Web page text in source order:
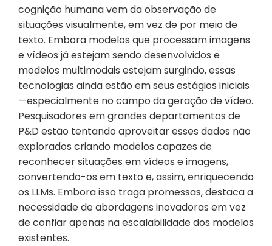
cognição humana vem da observação de
situações visualmente, em vez de por meio de
texto. Embora modelos que processam imagens
e vídeos já estejam sendo desenvolvidos e
modelos multimodais estejam surgindo, essas
tecnologias ainda estão em seus estágios iniciais
—especialmente no campo da geração de vídeo.
Pesquisadores em grandes departamentos de
P&D estão tentando aproveitar esses dados não
explorados criando modelos capazes de
reconhecer situações em vídeos e imagens,
convertendo-os em texto e, assim, enriquecendo
os LLMs. Embora isso traga promessas, destaca a
necessidade de abordagens inovadoras em vez
de confiar apenas na escalabilidade dos modelos
existentes.